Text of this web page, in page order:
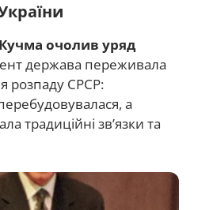
очолив уряд
держава переживала
розпаду СРСР:
а
традиційні зв’язки та